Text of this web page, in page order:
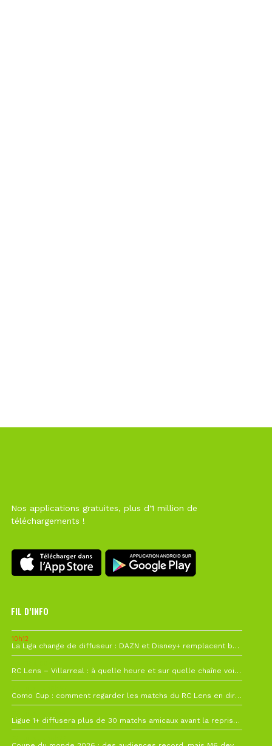
Nos applications gratuites, plus d'1 million de
téléchargements !
FIL D’INFO
10h12
La Liga change de diffuseur : DAZN et Disney+ remplacent beIN Sports !
RC Lens – Villarreal : à quelle heure et sur quelle chaîne voir la finale de la Como Cup ?
Como Cup : comment regarder les matchs du RC Lens en direct ?
Ligue 1+ diffusera plus de 30 matchs amicaux avant la reprise de la Ligue 1